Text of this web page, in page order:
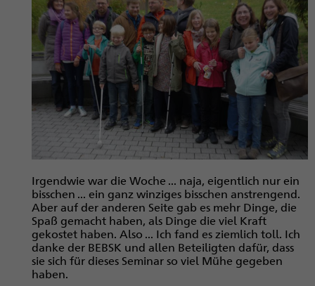
Irgendwie war die Woche ... naja, eigentlich nur ein
bisschen­ ... ein ganz winziges bisschen anstrengend.
Aber auf der anderen Seite gab es mehr Dinge, die
Spaß gemacht haben, als Dinge die viel Kraft
gekostet haben. Also ... Ich fand es ziemlich toll. Ich
danke der BEBSK und allen Beteiligten dafür, dass
sie sich für dieses Seminar so viel Mühe gegeben
haben.